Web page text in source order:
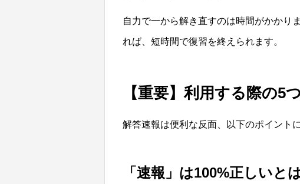
自力で一から解き直すのは時間がかかり
れば、短時間で復習を終えられます。
【重要】利用する際の5
解答速報は便利な反面、以下のポイント
「速報」は100%正しいと